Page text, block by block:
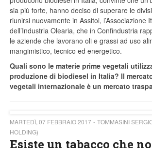
sia più forte, hanno deciso di superare le
riunirsi nuovamente in Assitol, l’Associazione
dell’Industria Olearia, che in Confindustria
le aziende che lavorano oli e grassi ad uso
mangimistico, tecnico ed energetico.
Quali sono le materie prime vegetali
produzione di biodiesel in Italia? Il
vegetali internazionale è un mercato
MARTEDÌ, 07 FEBBRAIO 2017
TOMMASINI
HOLDING)
Esiste un tabacco che